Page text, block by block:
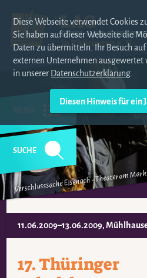
Diese Webseite verwendet Cookies
Sie haben auf dieser Webseite die
Daten zu übermitteln. Ihr Besuch
externen Unternehmen ausgewertet
in unserer Datenschutzerklärung
SUCHE
Verschlusssache Eisenach - Theater am
NAVIGATION
ÜBERSPRINGEN
11.06.2009–13.06.2009,
17. Thüringer